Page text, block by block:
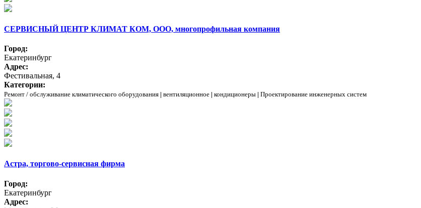
СЕРВИСНЫЙ ЦЕНТР КЛИМАТ КОМ, ООО, многопрофильная компания
Город:
Екатеринбург
Адрес:
Фестивальная, 4
Категории:
Ремонт / обслуживание климатического оборудования | вентиляционное | кондиционеры | Проектирование инженерных систем
Астра, торгово-сервисная фирма
Город:
Екатеринбург
Адрес: